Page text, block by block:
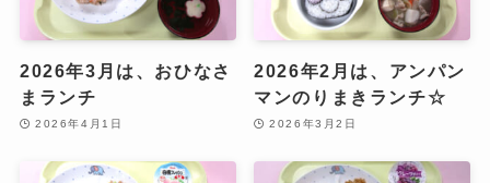
2026年3月は、おひなさ
まランチ
2026年4月1日
2026年2月は、アンパン
マンのりまきランチ☆
2026年3月2日